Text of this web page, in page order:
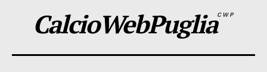
CalcioWebPugliaCWP